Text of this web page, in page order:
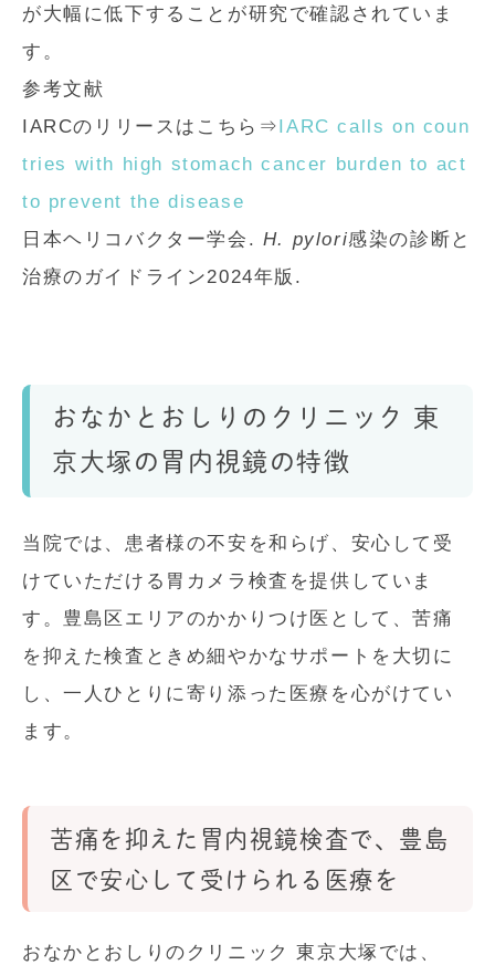
が大幅に低下することが研究で確認されていま
す。
参考文献
IARCのリリースはこちら⇒ IARC calls on coun
tries with high stomach cancer burden to act
to prevent the disease
日本ヘリコバクター学会. H. pylori感染の診断と
治療のガイドライン2024年版.
おなかとおしりのクリニック 東
京大塚の胃内視鏡の特徴
当院では、患者様の不安を和らげ、安心して受
けていただける胃カメラ検査を提供していま
す。豊島区エリアのかかりつけ医として、苦痛
を抑えた検査ときめ細やかなサポートを大切に
し、一人ひとりに寄り添った医療を心がけてい
ます。
苦痛を抑えた胃内視鏡検査で、豊島
区で安心して受けられる医療を
おなかとおしりのクリニック 東京大塚では、